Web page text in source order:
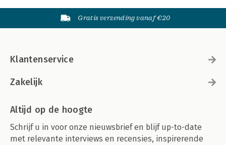
Gratis verzending vanaf €20
Klantenservice
Zakelijk
Altijd op de hoogte
Schrijf u in voor onze nieuwsbrief en blijf up-to-date
met relevante interviews en recensies, inspirerende